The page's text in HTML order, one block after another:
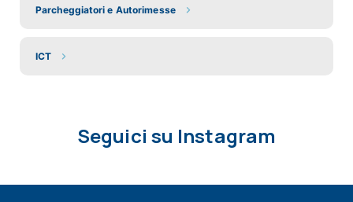
Parcheggiatori e Autorimesse
ICT
Seguici su Instagram